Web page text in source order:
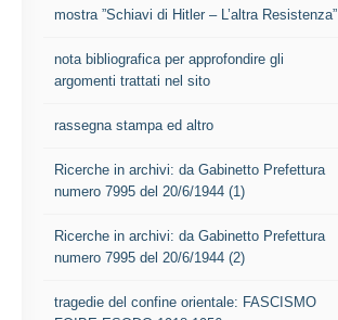
mostra ”Schiavi di Hitler – L’altra Resistenza”
nota bibliografica per approfondire gli
argomenti trattati nel sito
rassegna stampa ed altro
Ricerche in archivi: da Gabinetto Prefettura
numero 7995 del 20/6/1944 (1)
Ricerche in archivi: da Gabinetto Prefettura
numero 7995 del 20/6/1944 (2)
tragedie del confine orientale: FASCISMO